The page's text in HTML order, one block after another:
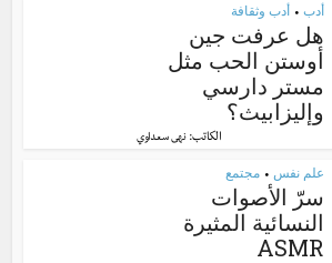
أدب • أدب وثقافة
هل عرفت جين
أوستن الحب مثل
مستر دارسي
وإليزابيث؟
الكاتب: نهى سعداوي
علم نفس • مجتمع
سرّ الأصوات
النسائية المثيرة
ASMR